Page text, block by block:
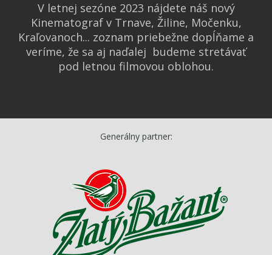
V letnej sezóne 2023 nájdete náš nový
Kinematograf v Trnave, Žiline, Močenku,
Kraľovanoch... zoznam priebežne dopĺňame a
veríme, že sa aj naďalej budeme stretávať
pod letnou filmovou oblohou.
Generálny partner: